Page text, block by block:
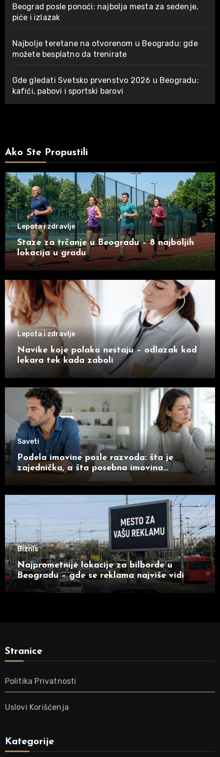
Beograd posle ponoći: najbolja mesta za sedenje,
piće i izlazak
Najbolje teretane na otvorenom u Beogradu: gde
možete besplatno da trenirate
Gde gledati Svetsko prvenstvo 2026 u Beogradu:
kafići, pabovi i sportski barovi
Ako Ste Propustili
Lepota i zdravlje
Staze za trčanje u Beogradu – 8 najboljih
lokacija u gradu
Lepota i zdravlje
Navike koje polako nestaju – odlazak kod
lekara tek kada zaboli
Saveti
Podela imovine posle razvoda: šta je
zajednička, a šta posebna imovina
Biznis
Najprometnije lokacije za bilborde u
Beogradu – gde se reklama najviše vidi
Stranice
Politika Privatnosti
Uslovi Korišćenja
Kategorije